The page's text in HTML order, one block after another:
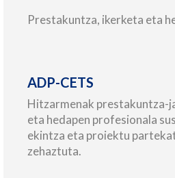
Prestakuntza, ikerketa eta
ADP-CETS
Hitzarmenak prestakuntza-
eta hedapen profesionala
ekintza eta proiektu
zehaztuta.